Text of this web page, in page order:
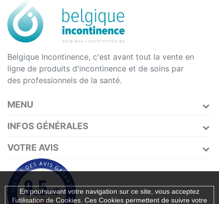
Belgique Incontinence, c'est avant tout la vente en
ligne de produits d'incontinence et de soins par
des professionnels de la santé.
MENU
INFOS GÉNÉRALES
En poursuivant votre navigation sur ce site, vous acceptez
l’utilisation de Cookies. Ces Cookies permettent de suivre votre
VOTRE AVIS